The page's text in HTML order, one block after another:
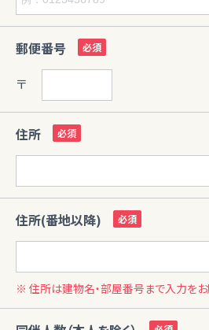
郵便番号
〒
住所
住所(番地以降)
※ 住所は建物名・部屋番号まで入力をお